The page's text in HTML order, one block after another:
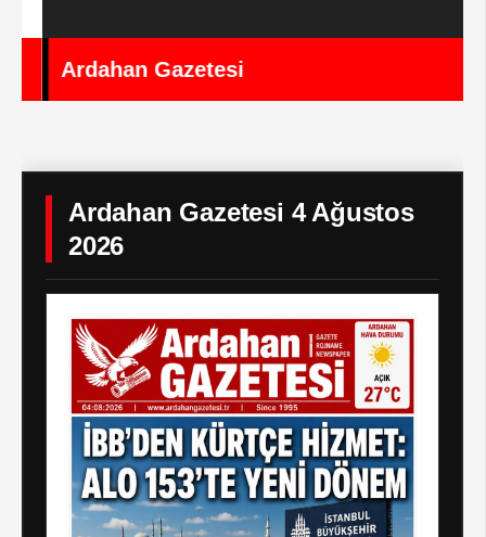
Ardahan Gazetesi
Ardahan Gazetesi 4 Ağustos
2026